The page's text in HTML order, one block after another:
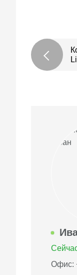
Офис: